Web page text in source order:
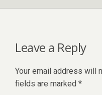
Leave a Reply
Your email address will
fields are marked *